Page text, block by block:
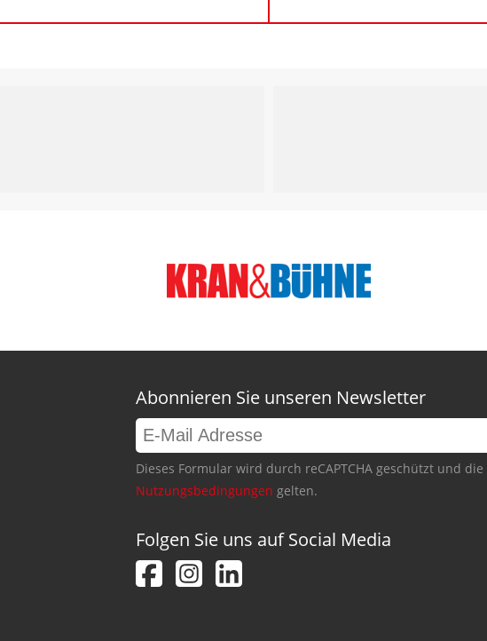
Abonnieren Sie unseren Newsletter
Dieses Formular wird durch reCAPTCHA geschützt und die
Nutzungsbedingungen gelten.
Folgen Sie uns auf Social Media